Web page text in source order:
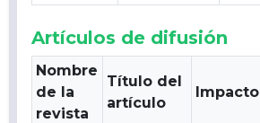
Artículos de difusión
Nombre
de la
revista
Título del
artículo
Impacto